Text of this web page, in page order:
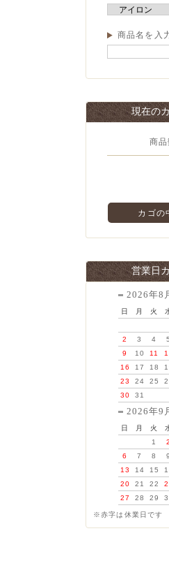
商品名を入
現在の
商品
カゴの
営業日
2026年8
日 月 火
2
3 4 5
9
10 11
16
17 18
23
24 25
30
31
2026年9
日 月 火
1
2
6
7 8 9
13
14 15
20
21 22
27
28 29
※赤字は休業日です